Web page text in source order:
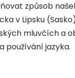
způsob
v Lipsku
mluvčích a
používání jazyka.